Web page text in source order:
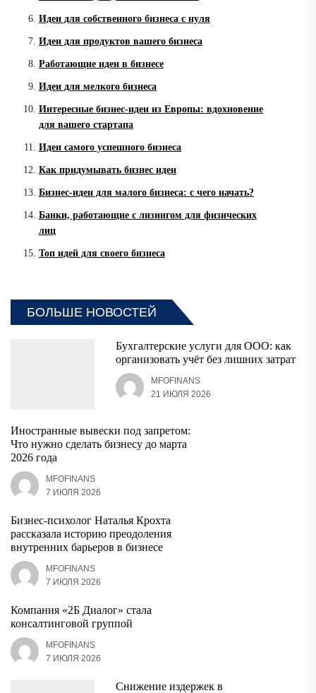
Идеи для собственного бизнеса с нуля
Идеи для продуктов вашего бизнеса
Работающие идеи в бизнесе
Идеи для мелкого бизнеса
Интересные бизнес-идеи из Европы: вдохновение
для вашего стартапа
Идеи самого успешного бизнеса
Как придумывать бизнес идеи
Бизнес-идеи для малого бизнеса: с чего начать?
Банки, работающие с лизингом для физических
лиц
Топ идей для своего бизнеса
БОЛЬШЕ НОВОСТЕЙ
Бухгалтерские услуги для ООО: как
организовать учёт без лишних затрат
MFOFINANS
21 ИЮЛЯ 2026
Иностранные вывески под запретом:
Что нужно сделать бизнесу до марта
2026 года
MFOFINANS
7 ИЮЛЯ 2026
Бизнес-психолог Наталья Крохта
рассказала историю преодоления
внутренних барьеров в бизнесе
MFOFINANS
7 ИЮЛЯ 2026
Компания «2Б Диалог» стала
консалтинговой группой
MFOFINANS
7 ИЮЛЯ 2026
Снижение издержек в